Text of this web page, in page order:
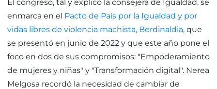
El congreso, tal y explicó la consejera de Igualdad, se
enmarca en el Pacto de País por la Igualdad y por
vidas libres de violencia machista, Berdinaldia, que
se presentó en junio de 2022 y que este año pone el
foco en dos de sus compromisos: "Empoderamiento
de mujeres y niñas" y "Transformación digital". Nerea
Melgosa recordó la necesidad de cambiar de